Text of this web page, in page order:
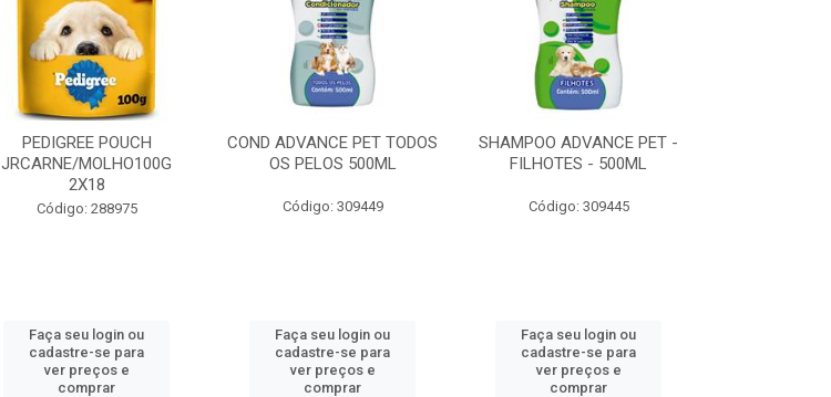
PEDIGREE POUCH
JRCARNE/MOLHO100G
2X18
Código: 288975
Faça seu login ou
cadastre-se para
ver preços e
comprar
COND ADVANCE PET TODOS
OS PELOS 500ML
Código: 309449
Faça seu login ou
cadastre-se para
ver preços e
comprar
SHAMPOO ADVANCE PET -
FILHOTES - 500ML
Código: 309445
Faça seu login ou
cadastre-se para
ver preços e
comprar